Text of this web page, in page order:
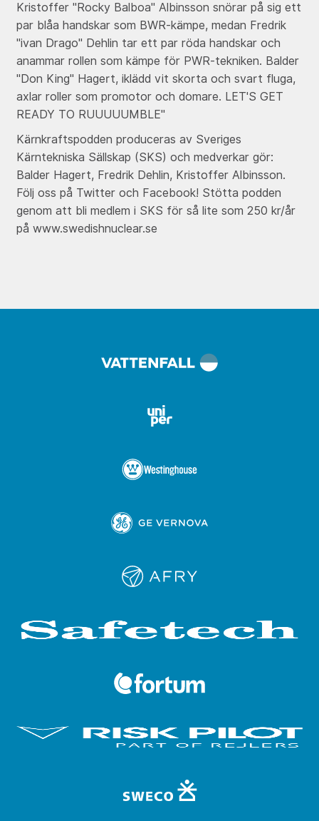
Kristoffer "Rocky Balboa" Albinsson snörar på sig ett
par blåa handskar som BWR-kämpe, medan Fredrik
"ivan Drago" Dehlin tar ett par röda handskar och
anammar rollen som kämpe för PWR-tekniken. Balder
"Don King" Hagert, iklädd vit skorta och svart fluga,
axlar roller som promotor och domare. LET'S GET
READY TO RUUUUUMBLE"
Kärnkraftspodden produceras av Sveriges
Kärntekniska Sällskap (SKS) och medverkar gör:
Balder Hagert, Fredrik Dehlin, Kristoffer Albinsson.
Följ oss på Twitter och Facebook! Stötta podden
genom att bli medlem i SKS för så lite som 250 kr/år
på www.swedishnuclear.se